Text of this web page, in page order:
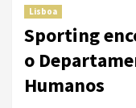
Lisboa
Sporting
o
Humanos